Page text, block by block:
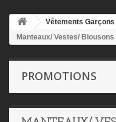
Vêtements Garçons
Manteaux/ Vestes/ Blousons
PROMOTIONS